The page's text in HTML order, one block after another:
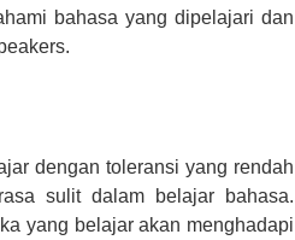
bahasa yang dipelajari dan
dengan toleransi yang rendah
sulit dalam belajar bahasa.
yang belajar akan menghadapi